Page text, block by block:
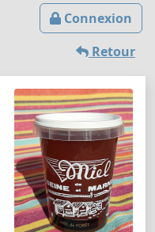
Connexion
Retour